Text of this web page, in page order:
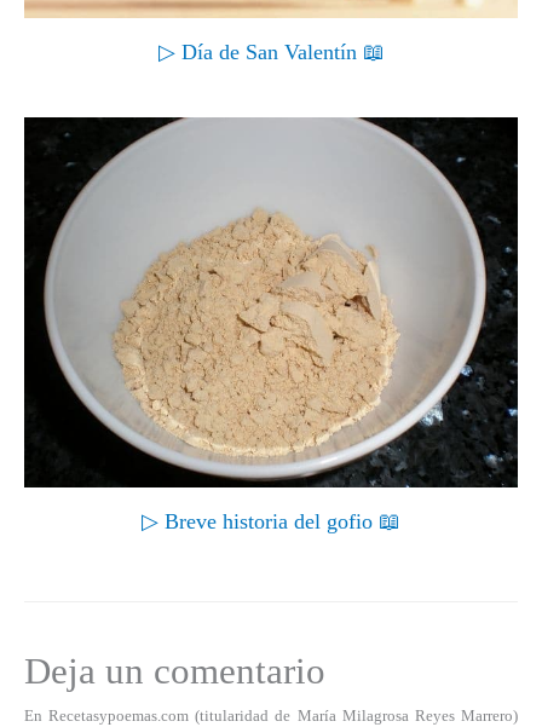
▷ Día de San Valentín 📖
▷ Breve historia del gofio 📖
Deja un comentario
En Recetasypoemas.com (titularidad de María Milagrosa Reyes Marrero)